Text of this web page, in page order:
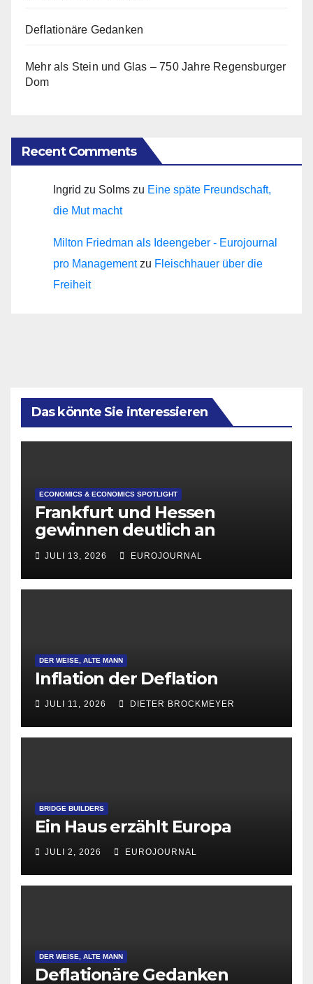
Deflationäre Gedanken
Mehr als Stein und Glas – 750 Jahre Regensburger
Dom
Recent Comments
Ingrid zu Solms zu Eine späte Freundschaft,
die Mut macht
Milton Friedman als Ideengeber - Eurojournal
pro Managementzu Fleischhauer über die
Freiheit
Das könnte Sie interessieren
ECONOMICS & ECONOMICS SPOTLIGHT
Frankfurt und Hessen
gewinnen deutlich an
Attraktivität für Startup-
Gründungen
JULI 13, 2026 EUROJOURNAL
DER WEISE, ALTE MANN
Inflation der Deflation
JULI 11, 2026 DIETER BROCKMEYER
BRIDGE BUILDERS
Ein Haus erzählt Europa
JULI 2, 2026 EUROJOURNAL
DER WEISE, ALTE MANN
Deflationäre Gedanken